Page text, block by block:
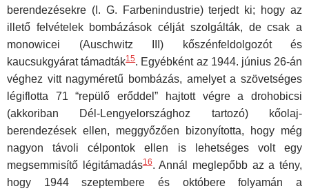
berendezésekre (I. G. Farbenindustrie) terjedt ki; hogy az
illető felvételek bombázások célját szolgálták, de csak a
monowicei (Auschwitz III) kőszénfeldolgozót és
kaucsukgyárat támadták15. Egyébként az 1944. június 26-án
véghez vitt nagyméretű bombázás, amelyet a szövetséges
légiflotta 71 “repülő erőddel” hajtott végre a drohobicsi
(akkoriban Dél-Lengyelországhoz tartozó) kőolaj-
berendezések ellen, meggyőzően bizonyította, hogy még
nagyon távoli célpontok ellen is lehetséges volt egy
megsemmisítő légitámadás16. Annál meglepőbb az a tény,
hogy 1944 szeptembere és októbere folyamán a